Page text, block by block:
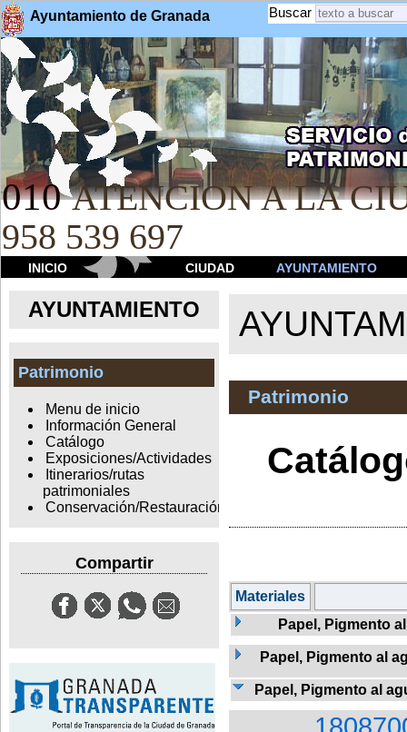
Ayuntamiento de Granada Buscar
010 ATENCION A LA
958 539 697
INICIO CIUDAD AYUNTAMIENTO
AYUNTAMIENTO
Patrimonio
Menu de inicio
Información General
Catálogo
Exposiciones/Actividades
Itinerarios/rutas
patrimoniales
Conservación/Restauración
Compartir
Patrimonio
Materiales
Papel, Pigmento
Papel, Pigmento al
Papel, Pigmento al